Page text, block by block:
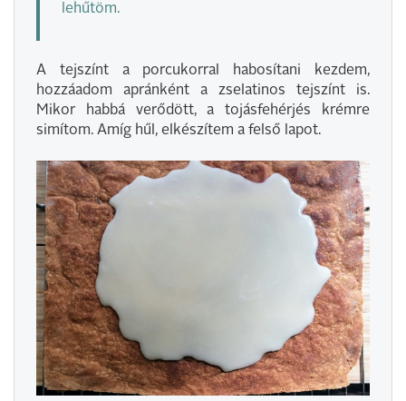
lehűtöm.
A tejszínt a porcukorral habosítani kezdem,
hozzáadom apránként a zselatinos tejszínt is.
Mikor habbá verődött, a tojásfehérjés krémre
simítom. Amíg hűl, elkészítem a felső lapot.